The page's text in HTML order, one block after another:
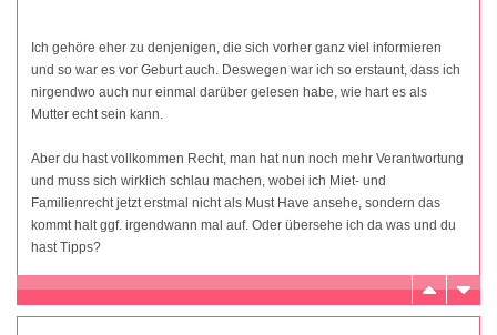
Ich gehöre eher zu denjenigen, die sich vorher ganz viel informieren
und so war es vor Geburt auch. Deswegen war ich so erstaunt, dass ich
nirgendwo auch nur einmal darüber gelesen habe, wie hart es als
Mutter echt sein kann.
Aber du hast vollkommen Recht, man hat nun noch mehr Verantwortung
und muss sich wirklich schlau machen, wobei ich Miet- und
Familienrecht jetzt erstmal nicht als Must Have ansehe, sondern das
kommt halt ggf. irgendwann mal auf. Oder übersehe ich da was und du
hast Tipps?